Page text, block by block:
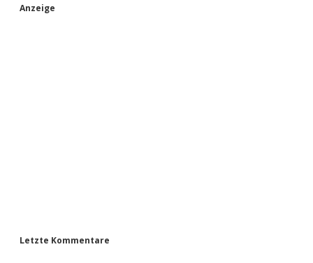
S
Anzeige
Letzte Kommentare